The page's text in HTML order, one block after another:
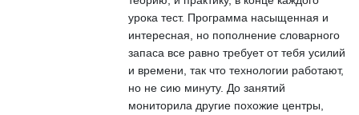
урока тест. Программа насыщенная и
интересная, но пополнение словарного
запаса все равно требует от тебя усилий
и времени, так что технологии работают,
но не сию минуту. До занятий
мониторила другие похожие центры,